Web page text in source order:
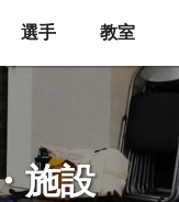
選手 教室
施設